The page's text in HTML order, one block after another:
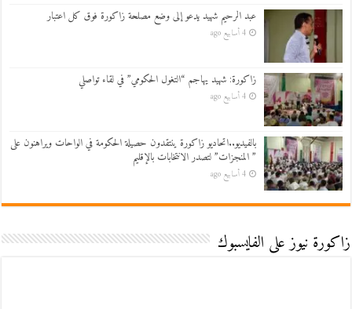
عبد الرحيم شهيد يدعو إلى وضع مصلحة زاكورة فوق كل اعتبار
4 أسابيع ago
زاكورة: شهيد يهاجم “التغول الحكومي” في لقاء تواصلي
4 أسابيع ago
بالفيديو..اتحاديو زاكورة ينتقدون حصيلة الحكومة في الواحات ويراهنون على
” المنجزات” لتصدر الانتخابات بالإقليم
4 أسابيع ago
زاكورة نيوز على الفايسبوك